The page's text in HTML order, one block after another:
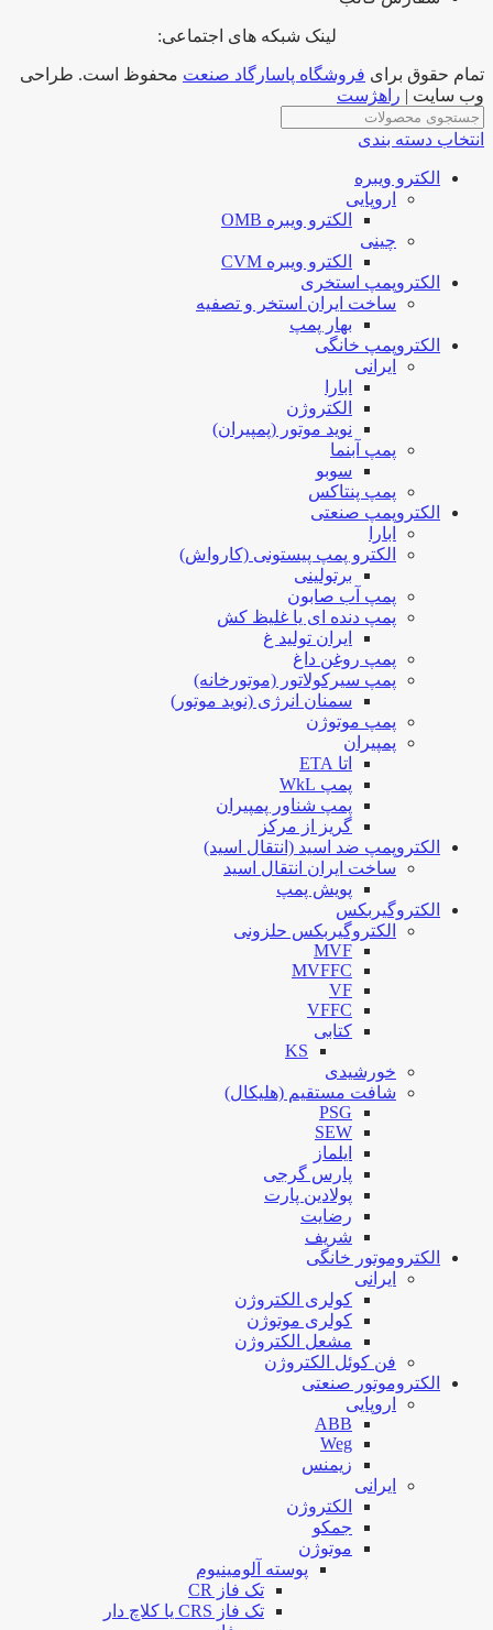
لینک شبکه های اجتماعی:
تمام حقوق برای فروشگاه پاسارگاد صنعت محفوظ است. طراحی
وب سایت | راهژست
انتخاب دسته بندی
الکترو ویبره
اروپایی
الکترو ویبره OMB
چینی
الکترو ویبره CVM
الکتروپمپ استخری
ساخت ایران استخر و تصفیه
بهار پمپ
الکتروپمپ خانگی
ایرانی
ابارا
الکتروژن
نوید موتور (پمپیران)
پمپ آبنما
سوبو
پمپ پنتاکس
الکتروپمپ صنعتی
ابارا
الکترو پمپ پیستونی (کارواش)
برتولینی
پمپ آب صابون
پمپ دنده ای یا غلیظ کش
ایران تولید غ
پمپ روغن داغ
پمپ سیرکولاتور (موتورخانه)
سمنان انرژی (نوید موتور)
پمپ موتوژن
پمپیران
اتا ETA
پمپ WkL
پمپ شناور پمپیران
گریز از مرکز
الکتروپمپ ضد اسید (انتقال اسید)
ساخت ایران انتقال اسید
پویش پمپ
الکتروگیربکس
الکتروگیربکس حلزونی
MVF
MVFFC
VF
VFFC
کتابی
KS
خورشیدی
شافت مستقیم (هلیکال)
PSG
SEW
ایلماز
پارس گرجی
پولادین پارت
رضایت
شریف
الکتروموتور خانگی
ایرانی
کولری الکتروژن
کولری موتوژن
مشعل الکتروژن
فن کوئل الکتروژن
الکتروموتور صنعتی
اروپایی
ABB
Weg
زیمنس
ایرانی
الکتروژن
جمکو
موتوژن
پوسته آلومینیوم
تک فاز CR
تک فاز CRS یا کلاچ دار